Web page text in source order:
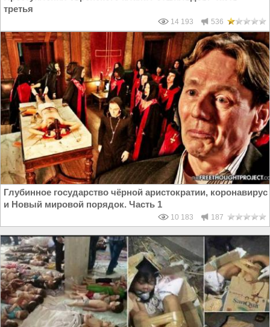
третья
14 193 536
Глубинное государство чёрной аристократии, коронавирус
и Новый мировой порядок. Часть 1
10 183 187